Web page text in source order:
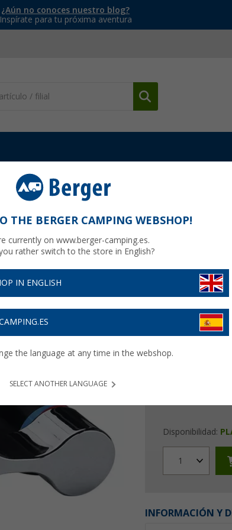
¿Aún no conoces nuestro blog?
Inspírate para tu próxima aventura
Estilo 2005
€
Recibe un
Disponibilidad:
1
INFORMACIÓN Y
THE BERGER CAMPING WEBSHOP!
currently on www.berger-camping.es.
rather switch to the store in English?
IN ENGLISH
the language at any time in the webshop.
SELECT ANOTHER LANGUAGE